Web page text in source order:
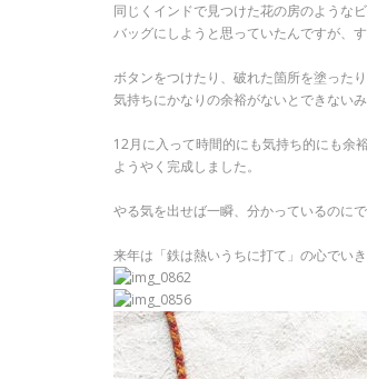
同じくインドで見つけた花の房のような
バッグにしようと思っていたんですが、
ボタンをつけたり、破れた箇所を塗った
気持ちにかなりの余裕がないとできないみ
12月に入って時間的にも気持ち的にも余
ようやく完成しました。
やる気を出せば一瞬、分かっているのにで
来年は「鉄は熱いうちに打て」の心でいき